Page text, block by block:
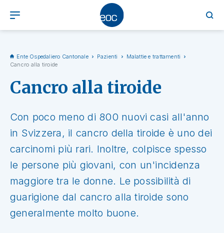
Ente Ospedaliero Cantonale Pazienti
Malattie e trattamenti
Cancro alla tiroide
Cancro alla tiroide
Con poco meno di 800 nuovi casi all'anno
in Svizzera, il cancro della tiroide è uno dei
carcinomi più rari. Inoltre, colpisce spesso
le persone più giovani, con un'incidenza
maggiore tra le donne. Le possibilità di
guarigione dal cancro alla tiroide sono
generalmente molto buone.